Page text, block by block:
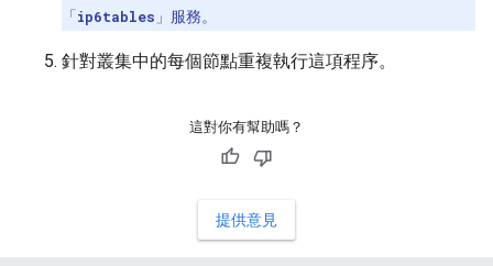
「 ip6tables 」服務。
針對叢集中的每個節點重複執行這項程序。
這對你有幫助嗎？
提供意見